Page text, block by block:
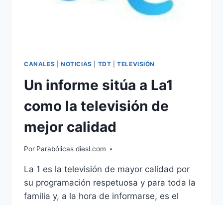
CANALES NOTICIAS TDT |TELEVISIÓN
Un informe sitúa a La1
como la televisión de
mejor calidad
Por Parabólicas diesl.com
La 1 es la televisión de mayor calidad por
su programación respetuosa y para toda la
familia y, a la hora de informarse, es el